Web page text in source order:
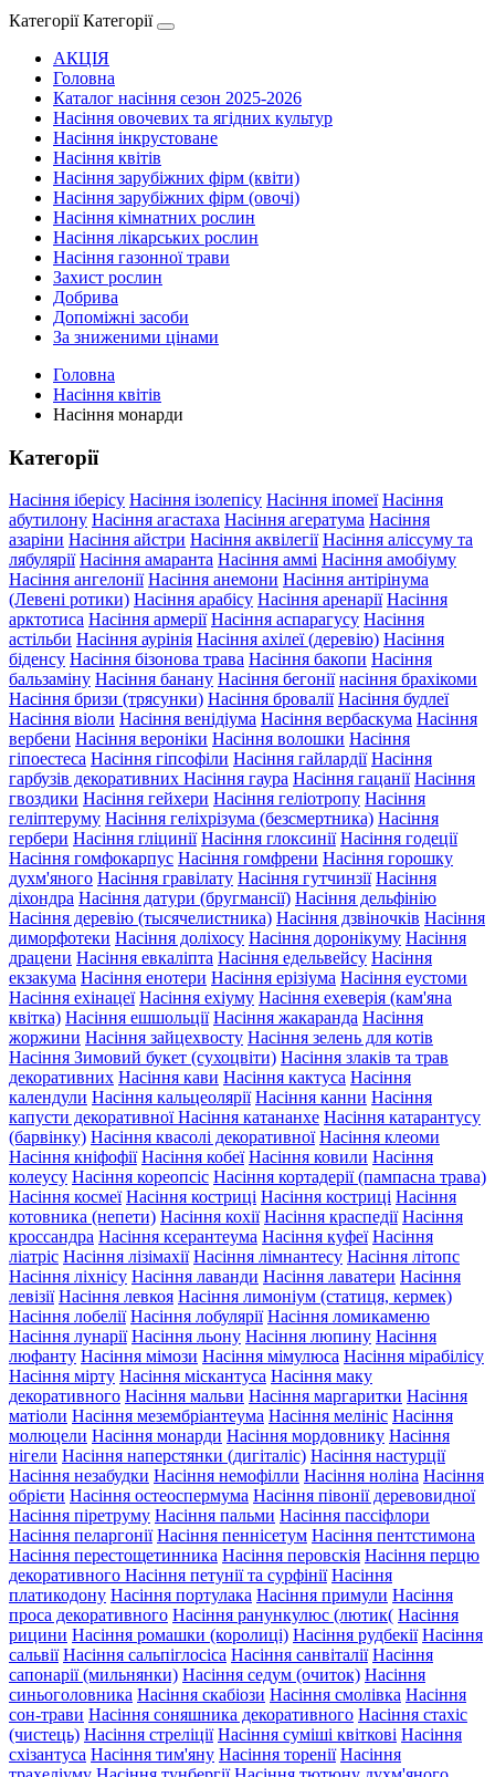
Категорії Категорії
АКЦІЯ
Головна
Каталог насіння сезон 2025-2026
Насіння овочевих та ягідних культур
Насіння інкрустоване
Насіння квітів
Насіння зарубіжних фірм (квіти)
Насіння зарубіжних фірм (овочі)
Насіння кімнатних рослин
Насіння лікарських рослин
Насіння газонної трави
Захист рослин
Добрива
Допоміжні засоби
За зниженими цінами
Головна
Насіння квітів
Насіння монарди
Категорії
Насіння іберісу Насіння ізолепісу Насіння іпомеї Насіння
абутилону Насіння агастаха Насіння агератума Насіння
азаріни Насіння айстри Насіння аквілегії Насіння аліссуму та
лябулярії Насіння амаранта Насіння аммі Насіння амобіуму
Насіння ангелонії Насіння анемони Насіння антірінума
(Левені ротики) Насіння арабісу Насіння аренарії Насіння
арктотиса Насіння армерії Насіння аспарагусу Насіння
астільби Насіння аурінія Насіння ахілеї (деревію) Насіння
біденсу Насіння бізонова трава Насіння бакопи Насіння
бальзаміну Насіння банану Насіння бегонії насіння брахікоми
Насіння бризи (трясунки) Насіння бровалії Насіння будлеї
Насіння віоли Насіння венідіума Насіння вербаскума Насіння
вербени Насіння вероніки Насіння волошки Насіння
гіпоестеса Насіння гіпсофіли Насіння гайлардії Насіння
гарбузів декоративних Насіння гаура Насіння гацанії Насіння
гвоздики Насіння гейхери Насіння геліотропу Насіння
геліптеруму Насіння геліхрізума (безсмертника) Насіння
гербери Насіння гліцинії Насіння глоксинії Насіння годеції
Насіння гомфокарпус Насіння гомфрени Насіння горошку
духм'яного Насіння гравілату Насіння гутчинзії Насіння
діхондра Насіння датури (бругмансії) Насіння дельфінію
Насіння деревію (тысячелистника) Насіння дзвіночків Насіння
диморфотеки Насіння доліхосу Насіння доронікуму Насіння
драцени Насіння евкаліпта Насіння едельвейсу Насіння
екзакума Насіння енотери Насіння ерізіума Насіння еустоми
Насіння ехінацеї Насіння ехіуму Насіння ехеверія (кам'яна
квітка) Насіння ешшольції Насіння жакаранда Насіння
жоржини Насіння зайцехвосту Насіння зелень для котів
Насіння Зимовий букет (сухоцвіти) Насіння злаків та трав
декоративних Насіння кави Насіння кактуса Насіння
календули Насіння кальцеолярії Насіння канни Насіння
капусти декоративноїНасіння катананхе Насіння катарантусу
(барвінку) Насіння квасолі декоративної Насіння клеоми
Насіння кніфофії Насіння кобеї Насіння ковили Насіння
колеусу Насіння кореопсіс Насіння кортадерії (пампасна трава)
Насіння космеї Насіння костриці Насіння костриці Насіння
котовника (непети) Насіння кохії Насіння краспедії Насіння
кроссандра Насіння ксерантеума Насіння куфеї Насіння
ліатріс Насіння лізімахії Насіння лімнантесу Насіння літопс
Насіння ліхнісу Насіння лаванди Насіння лаватери Насіння
левізії Насіння левкоя Насіння лимоніум (статиця, кермек)
Насіння лобелії Насіння лобулярії Насіння ломикаменю
Насіння лунарії Насіння льону Насіння люпину Насіння
люфанту Насіння мімози Насіння мімулюса Насіння мірабілісу
Насіння мірту Насіння міскантуса Насіння маку
декоративного Насіння мальви Насіння маргаритки Насіння
матіоли Насіння мезембріантеума Насіння мелініс Насіння
молюцели Насіння монарди Насіння мордовнику Насіння
нігели Насіння наперстянки (дигіталіс) Насіння настурції
Насіння незабудки Насіння немофілли Насіння ноліна Насіння
обрієти Насіння остеоспермума Насіння півонії деревовидної
Насіння піретруму Насіння пальми Насіння пассіфлори
Насіння пеларгонії Насіння пеннісетум Насіння пентстимона
Насіння перестощетинника Насіння перовскія Насіння перцю
декоративного Насіння петунії та сурфінії Насіння
платикодону Насіння портулака Насіння примули Насіння
проса декоративного Насіння ранункулюс (лютик( Насіння
рицини Насіння ромашки (королиці) Насіння рудбекії Насіння
сальвії Насіння сальпіглосіса Насіння санвіталії Насіння
сапонарії (мильнянки) Насіння седум (очиток) Насіння
синьоголовника Насіння скабіози Насіння смолівка Насіння
сон-трави Насіння соняшника декоративного Насіння стахіс
(чистець) Насіння стреліції Насіння суміші квіткові Насіння
схізантуса Насіння тим'яну Насіння торенії Насіння